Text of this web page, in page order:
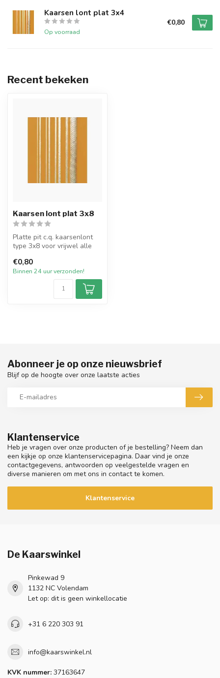
Kaarsen lont plat 3x4
Op voorraad
€0,80
Recent bekeken
Kaarsen lont plat 3x8
Platte pit c.q. kaarsenlont
type 3x8 voor vrijwel alle
€0,80
Binnen 24 uur verzonden!
Klantenservice
Heb je vragen over onze producten of je bestelling? Neem dan
een kijkje op onze klantenservicepagina. Daar vind je onze
contactgegevens, antwoorden op veelgestelde vragen en
diverse manieren om met ons in contact te komen.
Klantenservice
Abonneer je op onze nieuwsbrief
Blijf op de hoogte over onze laatste acties
De Kaarswinkel
Pinkewad 9
1132 NC Volendam
Let op: dit is geen winkellocatie
+31 6 220 303 91
info@kaarswinkel.nl
KVK nummer: 37163647